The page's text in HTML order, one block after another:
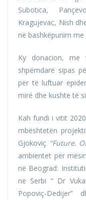
Subotica,
Kragujevac, Nish
në bashkëpunim
Ky donacion, me
shpërndarë sipas
për të luftuar
mirë dhe kushte të
Kah fundi i vitit
mbështetën
Gjokoviç "Future.
ambientet për
në Beograd:
në Serbi “ Dr
Popoviç-Dedijer”